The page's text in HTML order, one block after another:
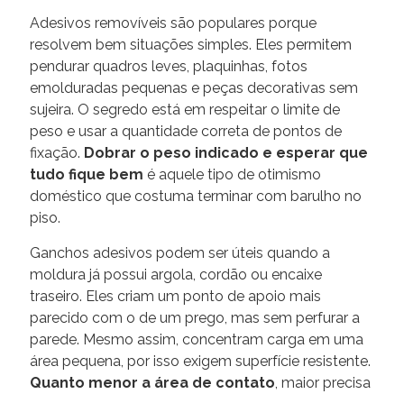
Adesivos removíveis são populares porque
resolvem bem situações simples. Eles permitem
pendurar quadros leves, plaquinhas, fotos
emolduradas pequenas e peças decorativas sem
sujeira. O segredo está em respeitar o limite de
peso e usar a quantidade correta de pontos de
fixação. Dobrar o peso indicado e esperar que
tudo fique bem é aquele tipo de otimismo
doméstico que costuma terminar com barulho no
piso.
Ganchos adesivos podem ser úteis quando a
moldura já possui argola, cordão ou encaixe
traseiro. Eles criam um ponto de apoio mais
parecido com o de um prego, mas sem perfurar a
parede. Mesmo assim, concentram carga em uma
área pequena, por isso exigem superfície resistente.
Quanto menor a área de contato , maior precisa